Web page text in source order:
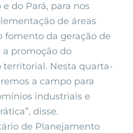
do Pará, para nos
de áreas
fomento da geração de
a promoção do
Nesta quarta-
a campo para
industriais e
disse.
de Planejamento